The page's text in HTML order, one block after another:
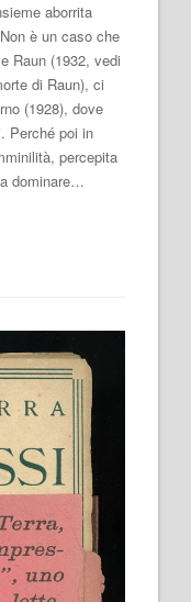
aborrita
è un caso che
Raun (1932, vedi
di Raun), ci
(1928), dove
Perché poi in
percepita
dominare…